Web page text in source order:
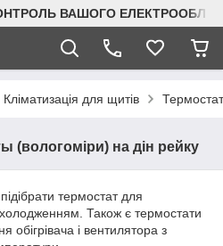
ВАШОГО
Кліматизація для щитів
(вологоміри) на дін рейку
термостат для
Також є термостати
обігрівача і вентилятора з